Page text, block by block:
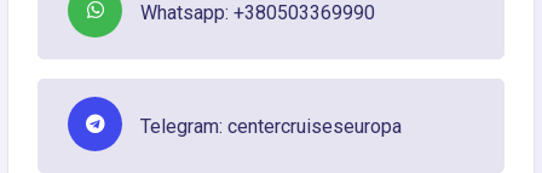
Whatsapp: +380503369990
Telegram: centercruiseseuropa